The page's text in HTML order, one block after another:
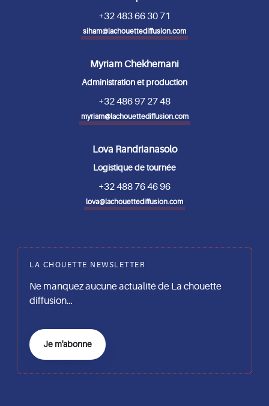
+32 483 66 30 71
siham@lachouettediffusion.com
Myriam Chekhemani
Administration et production
+32 486 97 27 48
myriam@lachouettediffusion.com
Lova Randrianasolo
Logistique de tournée
+32 488 76 46 96
lova@lachouettediffusion.com
LA CHOUETTE NEWSLETTER
Ne manquez aucune actualité de La chouette
diffusion…
Je m'abonne